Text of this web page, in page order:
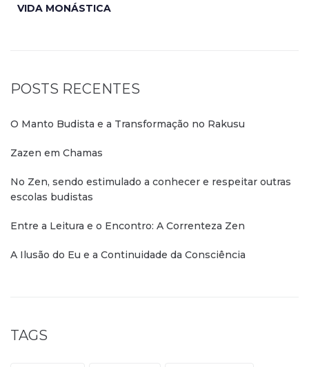
VIDA MONÁSTICA
POSTS RECENTES
O Manto Budista e a Transformação no Rakusu
Zazen em Chamas
No Zen, sendo estimulado a conhecer e respeitar outras
escolas budistas
Entre a Leitura e o Encontro: A Correnteza Zen
A Ilusão do Eu e a Continuidade da Consciência
TAGS